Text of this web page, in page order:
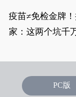
疫苗≠免检金牌
家：这两个坑千
PC版